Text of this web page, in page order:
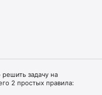
задачу на
2 простых правила: